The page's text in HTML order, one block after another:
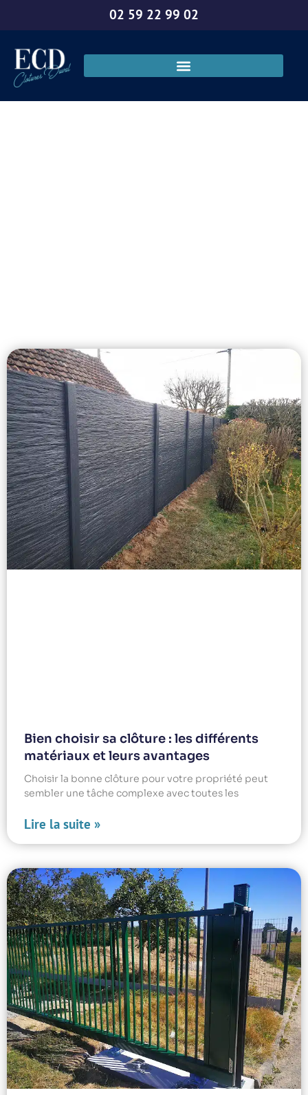
02 59 22 99 02
Bien choisir sa clôture : les différents
matériaux et leurs avantages
Choisir la bonne clôture pour votre propriété peut
sembler une tâche complexe avec toutes les
Lire la suite »